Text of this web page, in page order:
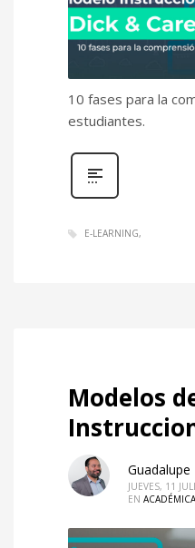
10 fases para la
estudiantes.
E-LEARNING
Modelos
Guadalupe
JUEVES, 11
EN